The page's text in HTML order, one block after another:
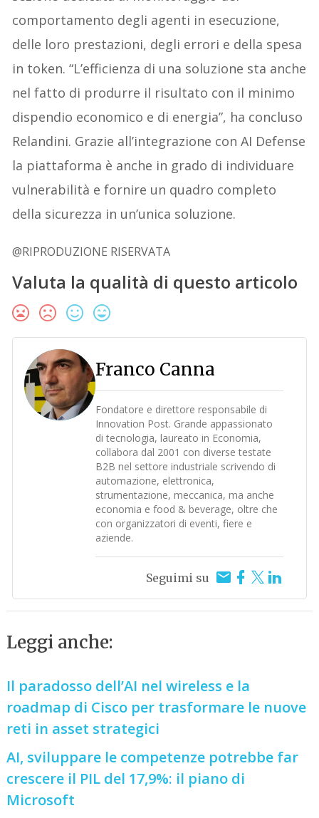
comportamento degli agenti in esecuzione,
delle loro prestazioni, degli errori e della spesa
in token. “L’efficienza di una soluzione sta anche
nel fatto di produrre il risultato con il minimo
dispendio economico e di energia”, ha concluso
Relandini. Grazie all’integrazione con AI Defense
la piattaforma è anche in grado di individuare
vulnerabilità e fornire un quadro completo
della sicurezza in un’unica soluzione.
@RIPRODUZIONE RISERVATA
Valuta la qualità di questo articolo
Franco Canna
Fondatore e direttore responsabile di
Innovation Post. Grande appassionato
di tecnologia, laureato in Economia,
collabora dal 2001 con diverse testate
B2B nel settore industriale scrivendo di
automazione, elettronica,
strumentazione, meccanica, ma anche
economia e food & beverage, oltre che
con organizzatori di eventi, fiere e
aziende.
Seguimi su
Leggi anche:
Il paradosso dell’AI nel wireless e la
roadmap di Cisco per trasformare le nuove
reti in asset strategici
AI, sviluppare le competenze potrebbe far
crescere il PIL del 17,9%: il piano di
Microsoft